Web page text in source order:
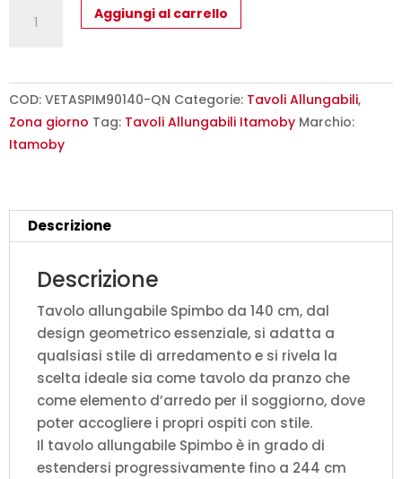
allungabile
Spimbo
quercia
natura
Aggiungi al carrello
COD: VETASPIM90140-QN Categorie: Tavoli Allungabili,
Zona giorno Tag: Tavoli Allungabili Itamoby Marchio:
Itamoby
Descrizione
Descrizione
Tavolo allungabile Spimbo da 140 cm, dal
design geometrico essenziale, si adatta a
qualsiasi stile di arredamento e si rivela la
scelta ideale sia come tavolo da pranzo che
come elemento d’arredo per il soggiorno, dove
poter accogliere i propri ospiti con stile.
Il tavolo allungabile Spimbo è in grado di
estendersi progressivamente fino a 244 cm